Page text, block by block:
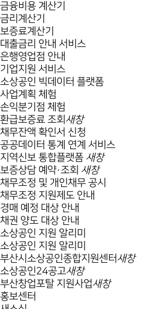
금융비용 계산기
금리계산기
보증료계산기
대출금리 안내 서비스
은행영업점 안내
기업지원 서비스
소상공인 빅데이터 플랫폼
사업계획 체험
손익분기점 체험
환급보증료 조회 새창
채무잔액 확인서 신청
공공데이터 통계 연계 서비스
지역신보 통합플랫폼 새창
보증상담 예약·조회 새창
채무조정 및 개인채무 공시
채무조정 지원제도 안내
경매 예정 대상 안내
채권 양도 대상 안내
소상공인 지원 알리미
소상공인 지원 알리미
부산시소상공인종합지원센터새창
소상공인24공고새창
부산창업포탈 지원사업새창
홍보센터